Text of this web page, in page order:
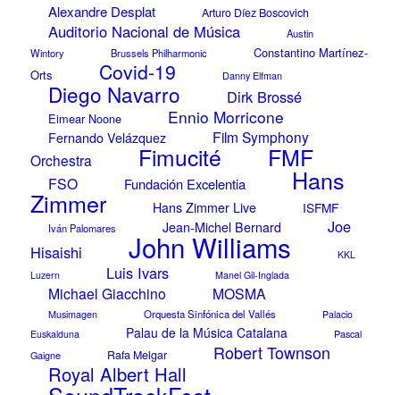
Alexandre Desplat Arturo Díez Boscovich
Auditorio Nacional de Música
Austin
Wintory
Brussels Philharmonic
Constantino Martínez-
Orts
Covid-19 Danny Elfman
Diego Navarro Dirk Brossé
Eimear Noone Ennio Morricone
Fernando Velázquez
Film Symphony
Orchestra
Fimucité FMF
FSO Fundación Excelentia Hans
Zimmer Hans Zimmer Live ISFMF
Iván Palomares Jean-Michel Bernard
Joe
Hisaishi
John Williams
KKL
Luzern
Luis Ivars Manel Gil-Inglada
Michael Giacchino MOSMA
Musimagen Orquesta Sinfónica del Vallés
Palacio
Euskalduna
Palau de la Música Catalana
Pascal
Gaigne
Rafa Melgar Robert Townson
Royal Albert Hall